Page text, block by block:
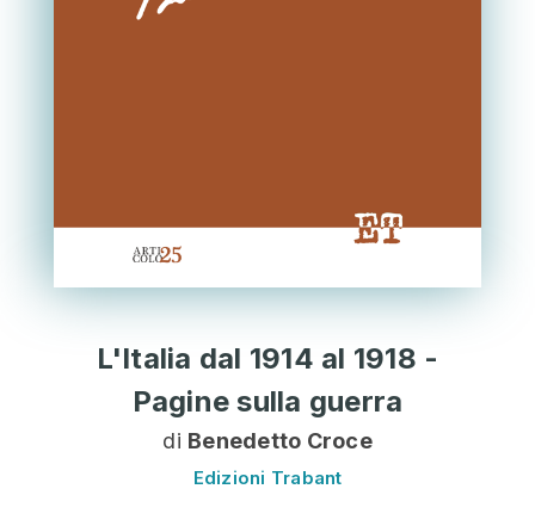
L'Italia dal 1914 al 1918 -
Pagine sulla guerra
di Benedetto Croce
Edizioni Trabant